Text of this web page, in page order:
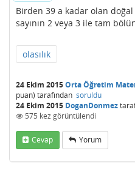
Birden 39 a kadar olan
sayının 2 veya 3 ile tam
olasılık
24 Ekim 2015Orta Öğretim
puan) tarafından soruldu
24 Ekim 2015 DoganDonmez
575 kez görüntülendi
Cevap Yorum